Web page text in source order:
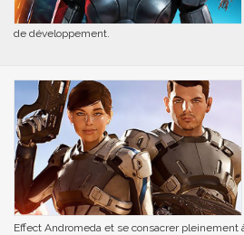
de développement.
Effect Andromeda et se consacrer pleinement